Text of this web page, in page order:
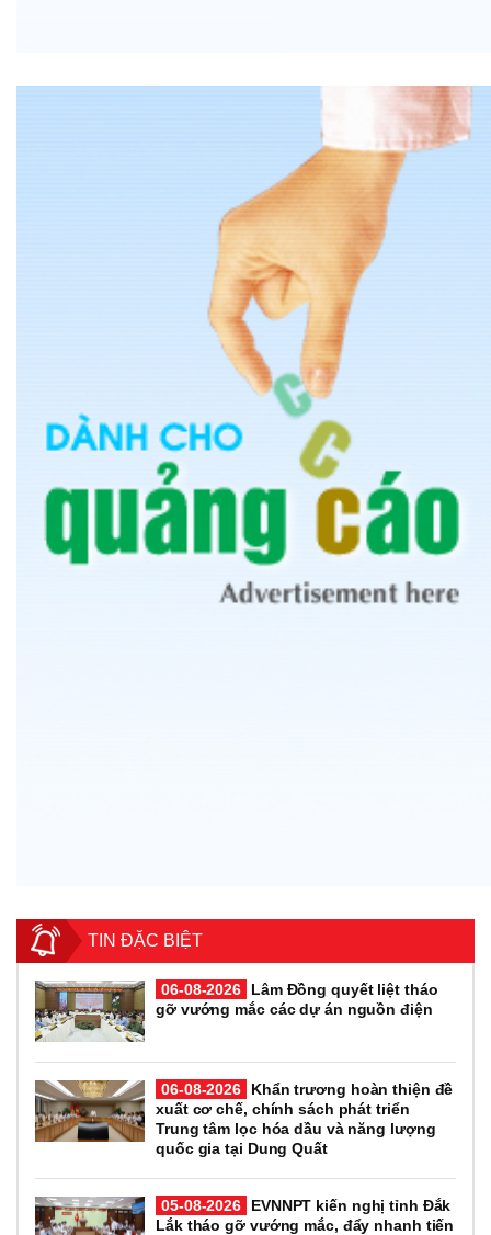
TIN ĐẶC BIỆT
06-08-2026
Lâm Đồng quyết liệt tháo
gỡ vướng mắc các dự án nguồn điện
06-08-2026
Khẩn trương hoàn thiện đề
xuất cơ chế, chính sách phát triển
Trung tâm lọc hóa dầu và năng lượng
quốc gia tại Dung Quất
05-08-2026
EVNNPT kiến nghị tỉnh Đắk
Lắk tháo gỡ vướng mắc, đẩy nhanh tiến